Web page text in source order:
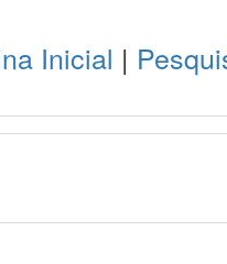
Inicial |